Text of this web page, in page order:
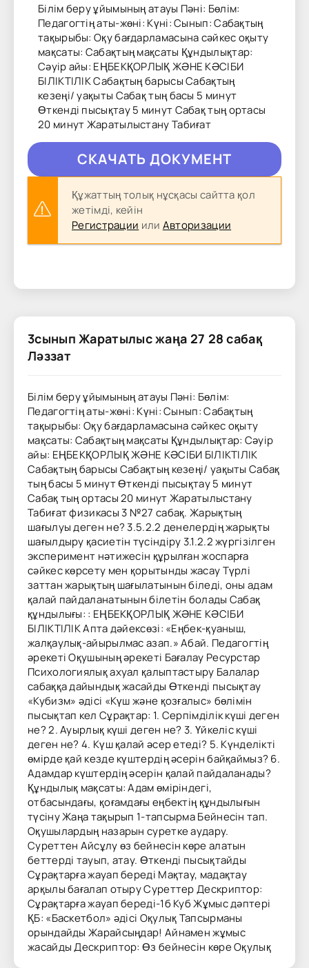
Білім беру ұйымының атауы Пәні: Бөлім:
Педагогтің аты-жөні: Күні: Сынып: Сабақтың
тақырыбы: Оқу бағдарламасына сәйкес оқыту
мақсаты: Сабақтың мақсаты Құндылықтар:
Сәуір айы: ЕҢБЕКҚОРЛЫҚ ЖӘНЕ КӘСІБИ
БІЛІКТІЛІК Сабақтың барысы Сабақтың
кезеңі/ уақыты Сабақ тың басы 5 минут
Өткенді пысықтау 5 минут Сабақ тың ортасы
20 минут Жаратылыстану Табиғат
CКAЧAТЬ ДОКУМЕНТ
Құжаттың толық нұсқасы сайтта қол
жетімді, кейін
Регистрации или Авторизации
3сынып Жаратылыс жаңа 27 28 сабақ
Ләззат
Білім беру ұйымының атауы Пәні: Бөлім:
Педагогтің аты-жөні: Күні: Сынып: Сабақтың
тақырыбы: Оқу бағдарламасына сәйкес оқыту
мақсаты: Сабақтың мақсаты Құндылықтар: Сәуір
айы: ЕҢБЕКҚОРЛЫҚ ЖӘНЕ КӘСІБИ БІЛІКТІЛІК
Сабақтың барысы Сабақтың кезеңі/ уақыты Сабақ
тың басы 5 минут Өткенді пысықтау 5 минут
Сабақ тың ортасы 20 минут Жаратылыстану
Табиғат физикасы 3 №27 сабақ. Жарықтың
шағылуы деген не? 3.5.2.2 денелердің жарықты
шағылдыру қасиетін түсіндіру 3.1.2.2 жүргізілген
эксперимент нәтижесін құрылған жоспарға
сәйкес көрсету мен қорытынды жасау Түрлі
заттан жарықтың шағылатынын біледі, оны адам
қалай пайдаланатынын білетін болады Сабақ
құндылығы: : ЕҢБЕКҚОРЛЫҚ ЖӘНЕ КӘСІБИ
БІЛІКТІЛІК Апта дәйексөзі: «Еңбек-қуаныш,
жалқаулық-айырылмас азап.» Абай. Педагогтің
әрекеті Оқушының әрекеті Бағалау Ресурстар
Психологиялық ахуал қалыптастыру Балалар
сабаққа дайындық жасайды Өткенді пысықтау
«Кубизм» әдісі «Күш және қозғалыс» бөлімін
пысықтап кел Сұрақтар: 1. Серпімділік күші деген
не? 2. Ауырлық күші деген не? 3. Үйкеліс күші
деген не? 4. Күш қалай әсер етеді? 5. Күнделікті
өмірде қай кезде күштердің әсерін байқаймыз? 6.
Адамдар күштердің әсерін қалай пайдаланады?
Құндылық мақсаты: Адам өміріндегі,
отбасындағы, қоғамдағы еңбектің құндылығын
түсіну Жаңа тақырып 1-тапсырма Бейнесін тап.
Оқушылардың назарын суретке аудару.
Суреттен Айсұлу өз бейнесін көре алатын
беттерді тауып, атау. Өткенді пысықтайды
Сұрақтарға жауап береді Мақтау, мадақтау
арқылы бағалап отыру Суреттер Дескриптор:
Сұрақтарға жауап береді-1б Куб Жұмыс дәптері
ҚБ: «Баскетбол» әдісі Оқулық Тапсырманы
орындайды Жарайсыңдар! Айнамен жұмыс
жасайды Дескриптор: Өз бейнесін көре Оқулық